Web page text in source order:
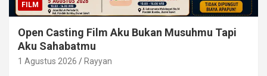
FILM
Open Casting Film Aku Bukan Musuhmu Tapi
Aku Sahabatmu
1 Agustus 2026 Rayyan